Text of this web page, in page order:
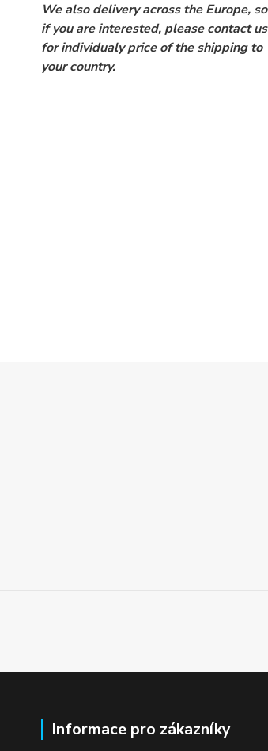
We also delivery across the Europe, so
if you are interested, please contact us
for individualy price of the shipping to
your country.
Informace pro zákazníky